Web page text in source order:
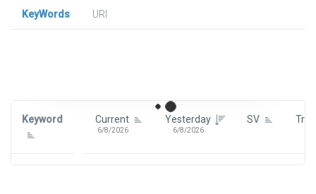
KeyWords
URl
Keyword Current
6/8/2026
Yesterday
6/8/2026
SV